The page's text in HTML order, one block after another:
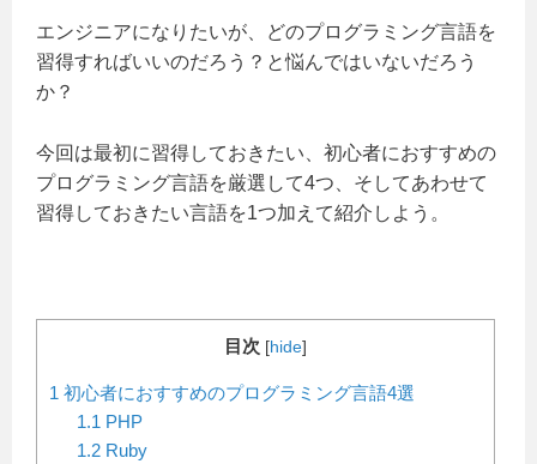
エンジニアになりたいが、どのプログラミング言語を
習得すればいいのだろう？と悩んではいないだろう
か？
今回は最初に習得しておきたい、初心者におすすめの
プログラミング言語を厳選して4つ、そしてあわせて
習得しておきたい言語を1つ加えて紹介しよう。
目次 [hide]
1 初心者におすすめのプログラミング言語4選
1.1 PHP
1.2Ruby